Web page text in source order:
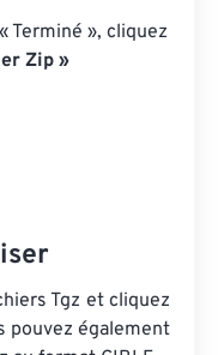
Terminé », cliquez
Zip »
Tgz et cliquez
pouvez également